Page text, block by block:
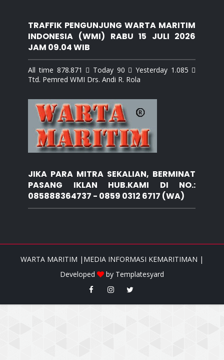
TRAFFIK PENGUNJUNG WARTA MARITIM
INDONESIA (WMI) RABU 15 JULI 2026
JAM 09.04 WIB
All time 878.871  Today 90  Yesterday 1.085 
Ttd. Pemred WMI Drs. Andi R. Rola
JIKA PARA MITRA SEKALIAN, BERMINAT
PASANG IKLAN HUB.KAMI DI NO.:
085888364737 - 0859 0312 6717 (WA)
WARTA MARITIM |MEDIA INFORMASI KEMARITIMAN |
Developed
by Templatesyard